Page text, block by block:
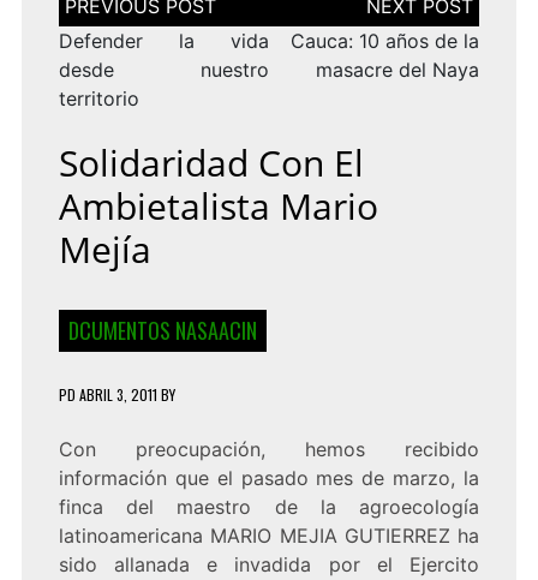
de
entradas
Defender la vida
desde nuestro
territorio
Cauca: 10 años de la
masacre del Naya
Solidaridad Con El
Ambietalista Mario
Mejía
DCUMENTOS NASAACIN
PD ABRIL 3, 2011 BY
Con preocupación, hemos recibido
información que el pasado mes de marzo, la
finca del maestro de la agroecología
latinoamericana MARIO MEJIA GUTIERREZ ha
sido allanada e invadida por el Ejercito